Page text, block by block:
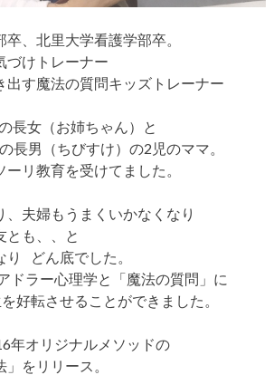
、北里大学看護学部卒。
づけトレーナー
出す魔法の質問キッズトレーナー
長女（お姉ちゃん）と
長男（ちびすけ）の2児のママ。
リ教育を受けてました。
、夫婦もうまくいかなくなり
とも、、と
り どん底でした。
ドラー心理学と「魔法の質問」に
好転させることができました。
年オリジナルメソッドの
」をリリース。